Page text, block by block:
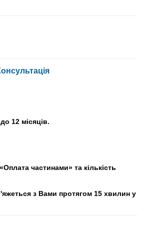
12 місяців.
частинами» та кількість
з Вами протягом 15 хвилин у